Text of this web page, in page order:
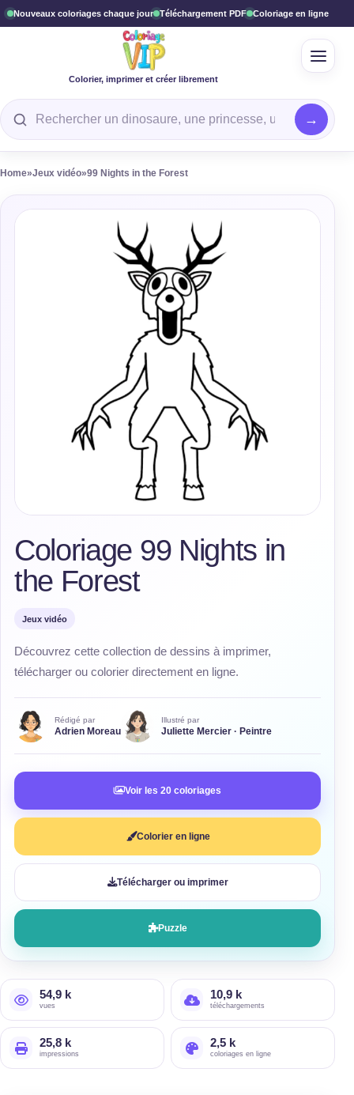
Nouveaux coloriages chaque jour Téléchargement PDF Coloriage en ligne
Colorier, imprimer et créer librement
Rechercher un coloriage
Home»Jeux vidéo»99 Nights in the Forest
Coloriage 99 Nights in
the Forest
Jeux vidéo
Découvrez cette collection de dessins à imprimer,
télécharger ou colorier directement en ligne.
Rédigé par
Adrien Moreau
Illustré par
Juliette Mercier · Peintre
Voir les 20 coloriages
Colorier en ligne
Télécharger ou imprimer
Puzzle
54,9 k
vues
10,9 k
téléchargements
25,8 k
impressions
2,5 k
coloriages en ligne